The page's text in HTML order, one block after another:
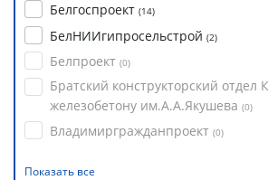
Белгоспроект (14)
БелНИИгипросельстрой (2)
Белпроект (0)
Братский конструкторский отдел
железобетону им.А.А.Якушева (0)
Владимиргражданпроект (0)
Показать все